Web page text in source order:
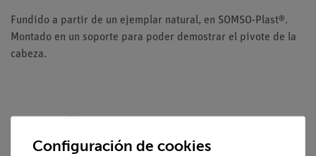
Fundido a partir de un ejemplar natural, en SOMSO-Plast®.
Montado en un soporte para poder demostrar el pivote de la
cabeza.
Configuración de cookies